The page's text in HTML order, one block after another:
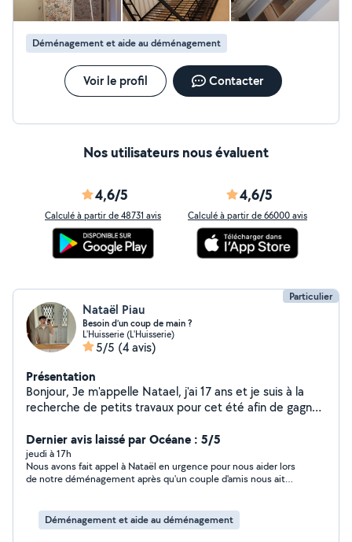
journée , Bonne soirée ou Bon week end à vous
Déménagement et aide au déménagement
Voir le profil Contacter
Nos utilisateurs nous évaluent
4,6/5
Calculé à partir de 48731 avis
4,6/5
Calculé à partir de 66000 avis
Particulier
Nataël Piau
Besoin d’un coup de main ?
L'Huisserie (L'Huisserie)
5/5 (4 avis)
Présentation
Bonjour, Je m'appelle Natael, j'ai 17 ans et je suis à la
recherche de petits travaux pour cet été afin de gagner
notamment : * Tonte de pelouse * Désherbage et
entretien de jardin * Aide aux courses * Aide au
déménagement * Nettoyage extérieur (terrasse, allée,
etc.) * Autres petits services selon vos besoins Je suis
dans le travail confié. Je peux me déplacer dans les
environs et je m'adapte à vos besoins. Je suis véhiculé
Dernier avis laissé par Océane : 5/5
jeudi à 17h
Nous avons fait appel à Nataël en urgence pour nous aider lors
de notre déménagement après qu'un couple d'amis nous ait
les deux étaient parfaitement équipés (sangles, gants...) avec
une posture très professionnelle dès le début. Ils n'ont pas
Déménagement et aide au déménagement